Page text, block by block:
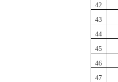
42
43
44
45
46
47